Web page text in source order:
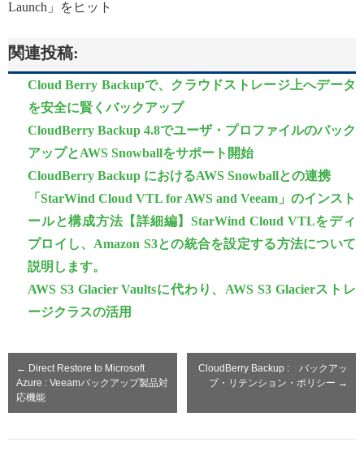
Launch」をヒット
関連投稿:
Cloud Berry Backupで、クラウドストレージ上へデータ
を安全に賢くバックアップ
CloudBerry Backup 4.8でユーザ・プロファイルのバック
アップとAWS Snowballをサポート開始
CloudBerry Backup におけるAWS Snowballとの連携
「StarWind Cloud VTL for AWS and Veeam」のインスト
ールと構成方法【詳細編】StarWind Cloud VTLをディ
プロイし、Amazon S3との統合を設定する方法について
説明します。
AWS S3 Glacier Vaultsに代わり、AWS S3 Glacierストレ
ージクラスの活用
← Direct Restore to Microsoft
Azure : Veeamバックアップ製品対
応機能
CloudBerry Backup : バックアッ
プ・リテンション・ポリシー →